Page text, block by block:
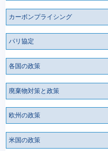
カーボンプライシング
パリ協定
各国の政策
廃棄物対策と政策
欧州の政策
米国の政策